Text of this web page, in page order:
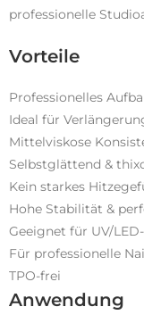
professionelle
Vorteile
Professionelles
Ideal für
Mittelviskose
Selbstglättend &
Kein starkes
Hohe Stabilität &
Geeignet für UV/
Für professionelle
TPO-frei
Anwendung